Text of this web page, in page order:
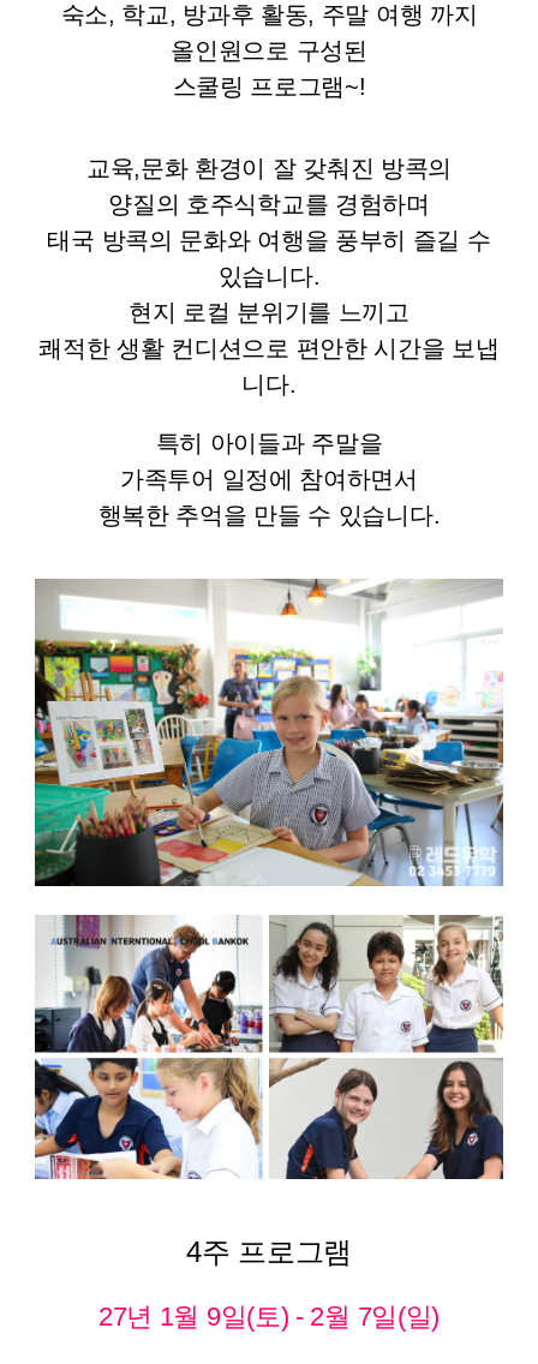
숙소, 학교, 방과후 활동, 주말 여행 까지
올인원으로 구성된
스쿨링 프로그램~!
교육,문화 환경이 잘 갖춰진 방콕의
양질의 호주식학교를 경험하며
태국 방콕의 문화와 여행을 풍부히 즐길 수
있습니다.
현지 로컬 분위기를 느끼고
쾌적한 생활 컨디션으로 편안한 시간을 보냅
니다.
특히 아이들과 주말을
가족투어 일정에 참여하면서
행복한 추억을 만들 수 있습니다.
4주 프로그램
27년 1월 9일(토) - 2월 7일(일)